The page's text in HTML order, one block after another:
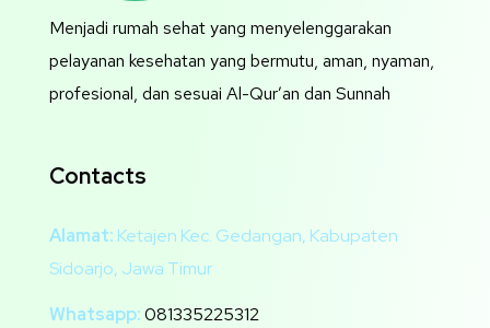
Menjadi rumah sehat yang menyelenggarakan
pelayanan kesehatan yang bermutu, aman, nyaman,
profesional, dan sesuai Al-Qur’an dan Sunnah
Contacts
Alamat: Ketajen Kec. Gedangan, Kabupaten
Sidoarjo, Jawa Timur
Whatsapp:081335225312